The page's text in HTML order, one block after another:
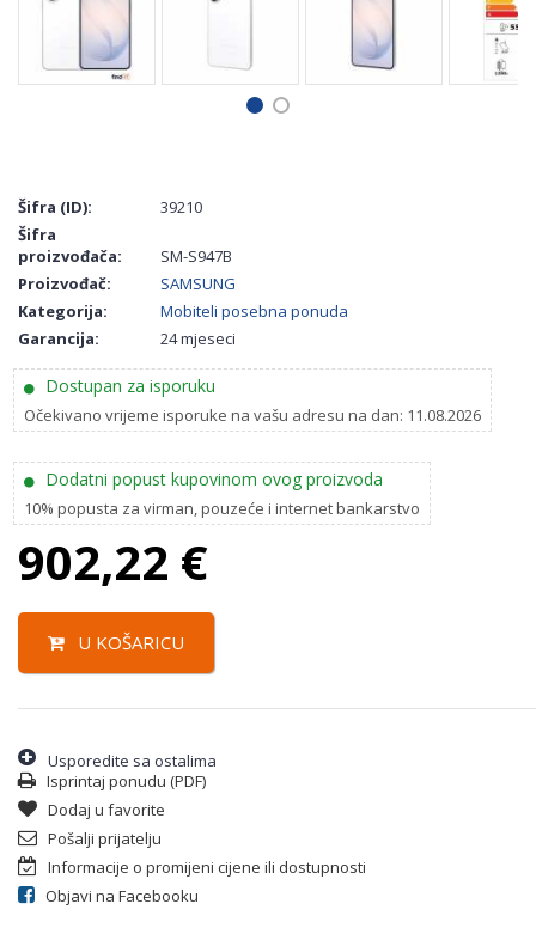
Šifra (ID):
39210
Šifra
proizvođača:
SM-S947B
Proizvođač:
SAMSUNG
Kategorija:
Mobiteli posebna ponuda
Garancija:
24 mjeseci
Dostupan za isporuku
Očekivano vrijeme isporuke na vašu adresu na dan: 11.08.2026
Dodatni popust kupovinom ovog proizvoda
10% popusta za virman, pouzeće i internet bankarstvo
902,22 €
U KOŠARICU
Usporedite sa ostalima
Isprintaj ponudu (PDF)
Dodaj u favorite
Pošalji prijatelju
Informacije o promijeni cijene ili dostupnosti
Objavi na Facebooku